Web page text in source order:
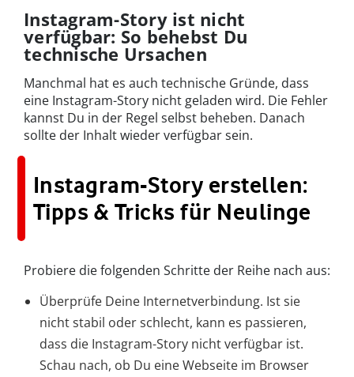
Instagram-Story ist nicht
verfügbar: So behebst Du
technische Ursachen
Manchmal hat es auch technische Gründe, dass
eine Instagram-Story nicht geladen wird. Die Fehler
kannst Du in der Regel selbst beheben. Danach
sollte der Inhalt wieder verfügbar sein.
Instagram-Story erstellen:
Tipps & Tricks für Neulinge
Probiere die folgenden Schritte der Reihe nach aus:
Überprüfe Deine Internetverbindung. Ist sie
nicht stabil oder schlecht, kann es passieren,
dass die Instagram-Story nicht verfügbar ist.
Schau nach, ob Du eine Webseite im Browser